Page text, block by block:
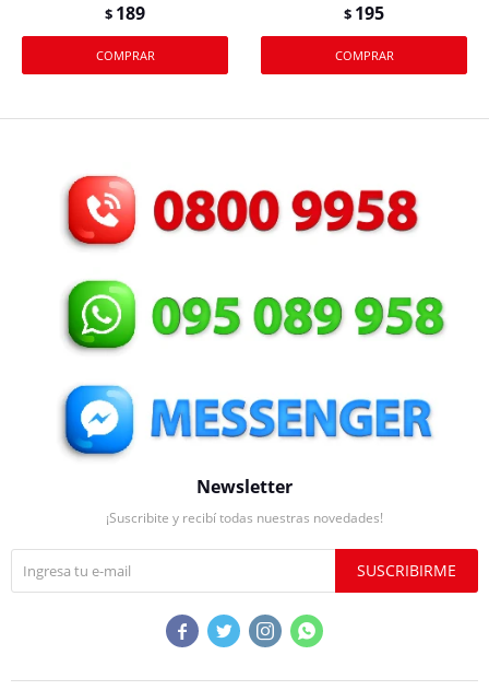
$ 189 $ 195
Newsletter
¡Suscribite y recibí todas nuestras novedades!
SUSCRIBIRME
   